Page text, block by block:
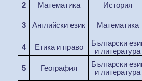
2 Математика История
3 Английски език Математика
4 Етика и право Български ез
и литература
5 География Български ез
и литература